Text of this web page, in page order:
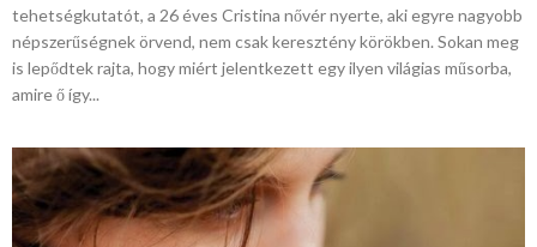
tehetségkutatót, a 26 éves Cristina nővér nyerte, aki egyre nagyobb
népszerűségnek örvend, nem csak keresztény körökben. Sokan meg
is lepődtek rajta, hogy miért jelentkezett egy ilyen világias műsorba,
amire ő így...